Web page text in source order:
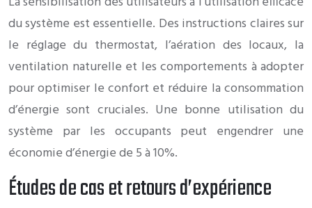
du système est essentielle. Des instructions claires sur
le réglage du thermostat, l’aération des locaux, la
ventilation naturelle et les comportements à adopter
pour optimiser le confort et réduire la consommation
d’énergie sont cruciales. Une bonne utilisation du
système par les occupants peut engendrer une
économie d’énergie de 5 à 10%.
Études de cas et retours d’expérience